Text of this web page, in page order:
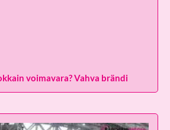
voimavara? Vahva brändi